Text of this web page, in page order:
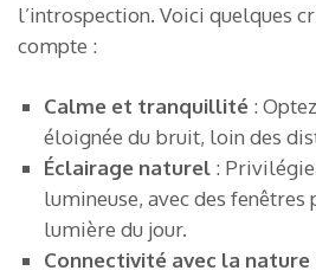
l’introspection. Voici quelques
compte :
Calme et tranquillité :
éloignée du bruit, loin des
Éclairage naturel :
lumineuse, avec des
lumière du jour.
Connectivité avec la nature